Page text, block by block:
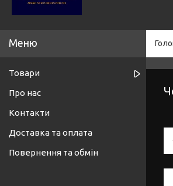
Товари
Про нас
Контакти
Доставка та оплата
Повернення та обмін